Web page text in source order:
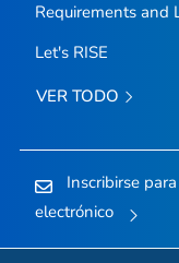
Requirements and
Let's RISE
VER TODO
Inscribirse
electrónico